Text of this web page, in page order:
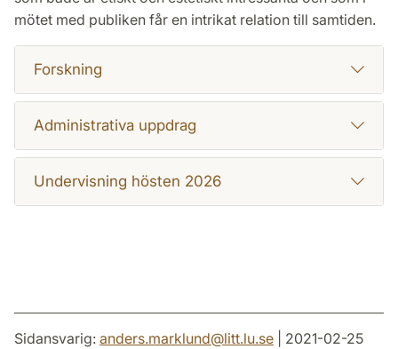
mötet med publiken får en intrikat relation till samtiden.
Forskning
Administrativa uppdrag
Undervisning hösten 2026
Sidansvarig: anders.marklund@litt.lu.se | 2021-02-25